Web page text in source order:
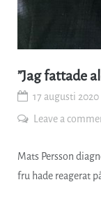
”Jag fattade
17 augusti 2020
Leave a
Mats Persson
fru hade reagerat